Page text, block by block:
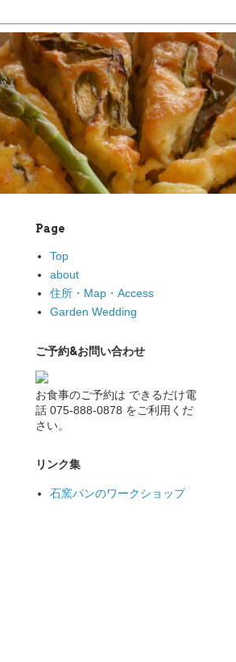
Page
Top
about
住所・Map・Access
Garden Wedding
ご予約&お問い合わせ
お食事のご予約は できるだけ電
話 075-888-0878 をご利用くだ
さい。
リンク集
石窯パンのワークショップ